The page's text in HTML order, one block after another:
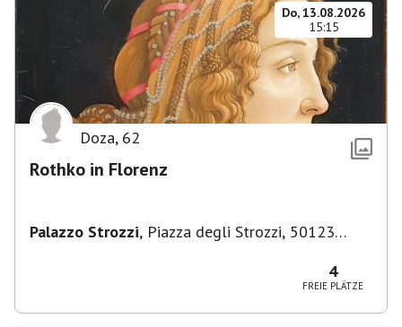
Do, 13.08.2026
15:15
Doza, 62
Rothko in Florenz
Palazzo Strozzi, Piazza degli Strozzi, 50123
4
FREIE PLÄTZE